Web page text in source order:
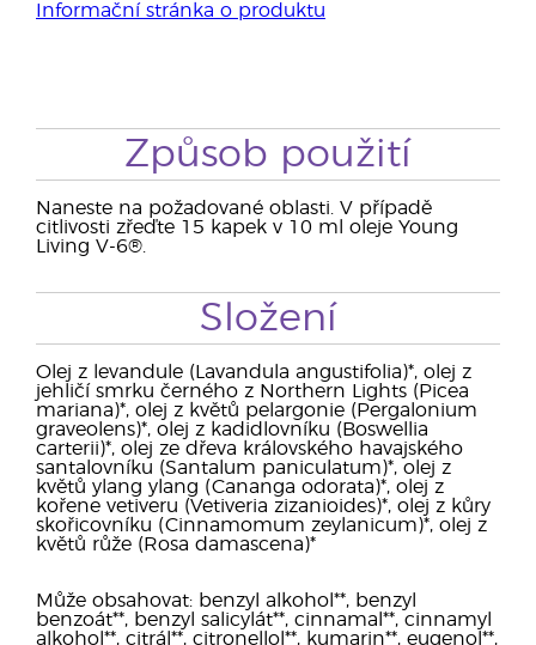
Informační stránka o produktu
Způsob použití
Naneste na požadované oblasti. V případě
citlivosti zřeďte 15 kapek v 10 ml oleje Young
Living V-6®.
Složení
Olej z levandule (Lavandula angustifolia)*, olej z
jehličí smrku černého z Northern Lights (Picea
mariana)*, olej z květů pelargonie (Pergalonium
graveolens)*, olej z kadidlovníku (Boswellia
carterii)*, olej ze dřeva královského havajského
santalovníku (Santalum paniculatum)*, olej z
květů ylang ylang (Cananga odorata)*, olej z
kořene vetiveru (Vetiveria zizanioides)*, olej z kůry
skořicovníku (Cinnamomum zeylanicum)*, olej z
květů růže (Rosa damascena)*
Může obsahovat: benzyl alkohol**, benzyl
benzoát**, benzyl salicylát**, cinnamal**, cinnamyl
alkohol**, citrál**, citronellol**, kumarin**, eugenol**,